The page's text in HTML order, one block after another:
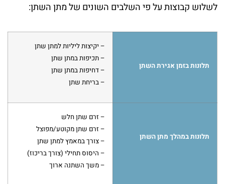
לשלוש קבוצות על פי השלבים השונים של מתן השתן:
תלונות בזמן אגירת השתן
– יקיצות ליליות למתן שתן
– תכיפות במתן שתן
– דחיפות במתן שתן
– בריחת שתן
תלונות במהלך מתן השתן
– זרם שתן חלש
– זרם שתן מקוטע/מפוצל
– צורך במאמץ למתן שתן
– היסוס תחילי (צורך בריכוז)
– משך השתנה ארוך